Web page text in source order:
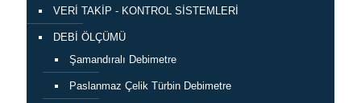
VERİ TAKİP - KONTROL SİSTEMLERİ
DEBİ ÖLÇÜMÜ
Şamandıralı Debimetre
Paslanmaz Çelik Türbin Debimetre